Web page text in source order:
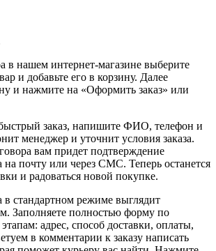
в нашем интернет-магазине выберите
и добавьте его в корзину. Далее
и нажмите на «Оформить заказ» или
заказ, напишите ФИО, телефон и
менеджер и уточнит условия заказа.
вам придет подтверждение
на почту или через СМС. Теперь останется
и радоваться новой покупке.
в стандартном режиме выглядит
Заполняете полностью форму по
адрес, способ доставки, оплаты,
в комментарии к заказу написать